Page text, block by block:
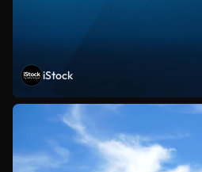
iStock